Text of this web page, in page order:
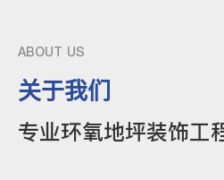
ABOUT US
关于我们
专业环氧地坪装饰工